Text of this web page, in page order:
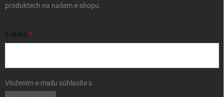
produktech na našem e-shopu.
E-MAIL
Vložením e-mailu súhlasíte s